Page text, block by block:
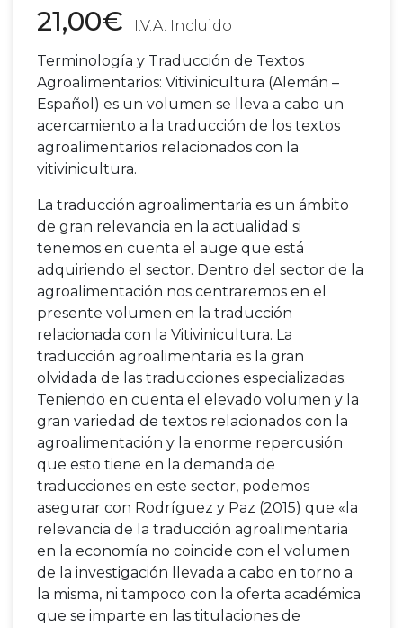
21,00€
Terminología y Traducción de Textos
Agroalimentarios: Vitivinicultura (Alemán –
Español) es un volumen se lleva a cabo un
acercamiento a la traducción de los textos
agroalimentarios relacionados con la
vitivinicultura.
La traducción agroalimentaria es un ámbito
de gran relevancia en la actualidad si
tenemos en cuenta el auge que está
adquiriendo el sector. Dentro del sector de la
agroalimentación nos centraremos en el
presente volumen en la traducción
relacionada con la Vitivinicultura. La
traducción agroalimentaria es la gran
olvidada de las traducciones especializadas.
Teniendo en cuenta el elevado volumen y la
gran variedad de textos relacionados con la
agroalimentación y la enorme repercusión
que esto tiene en la demanda de
traducciones en este sector, podemos
asegurar con Rodríguez y Paz (2015) que «la
relevancia de la traducción agroalimentaria
en la economía no coincide con el volumen
de la investigación llevada a cabo en torno a
la misma, ni tampoco con la oferta académica
que se imparte en las titulaciones de